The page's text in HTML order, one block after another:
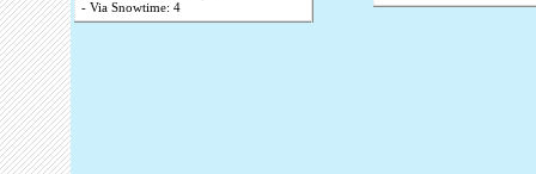
- Via Snowtime: 4